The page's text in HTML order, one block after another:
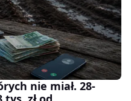
nie miał. 28-